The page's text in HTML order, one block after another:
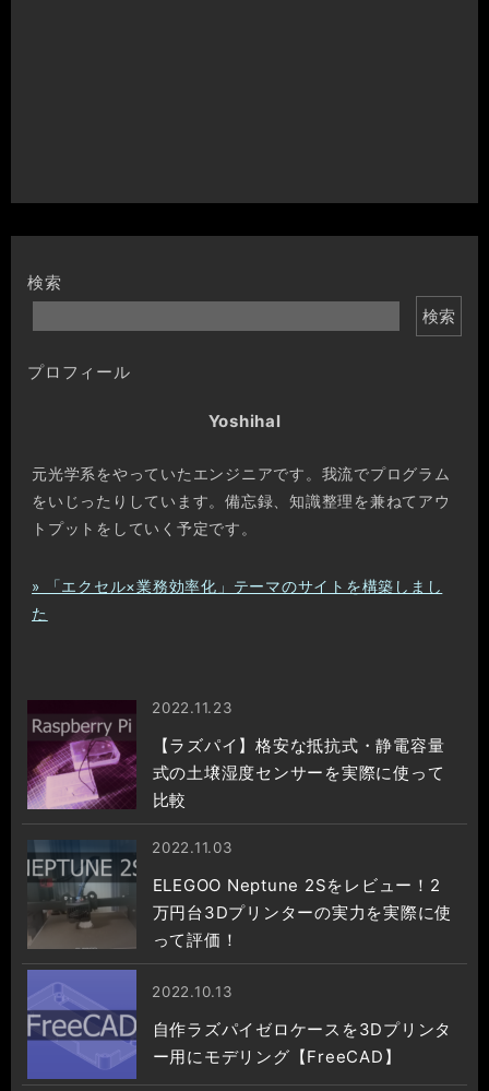
検索
検索
プロフィール
Yoshihal
元光学系をやっていたエンジニアです。我流でプログラム
をいじったりしています。備忘録、知識整理を兼ねてアウ
トプットをしていく予定です。
» 「エクセル×業務効率化」テーマのサイトを構築しまし
た
2022.11.23
【ラズパイ】格安な抵抗式・静電容量
式の土壌湿度センサーを実際に使って
比較
2022.11.03
ELEGOO Neptune 2Sをレビュー！2
万円台3Dプリンターの実力を実際に使
って評価！
2022.10.13
自作ラズパイゼロケースを3Dプリンタ
ー用にモデリング【FreeCAD】